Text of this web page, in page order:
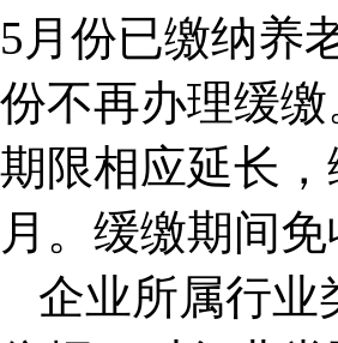
5月份已缴纳养
份不再办理缓
期限相应延长，
月。缓缴期间
企业所属行业